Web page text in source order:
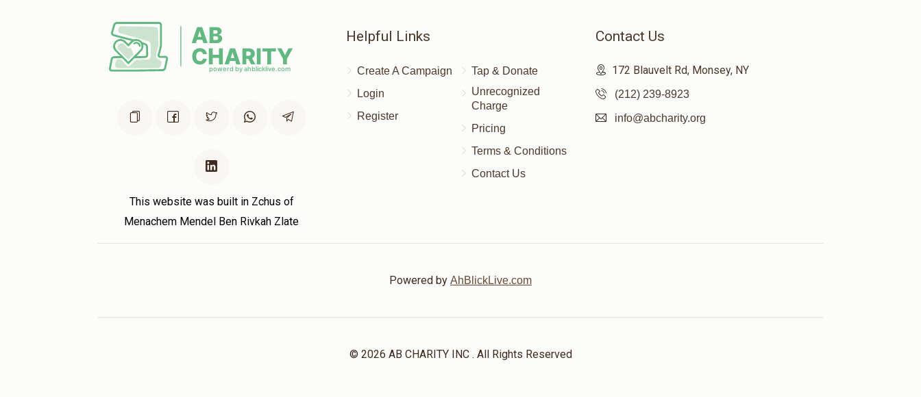
This website was built in Zchus of
Menachem Mendel Ben Rivkah Zlate
Helpful Links
Create A Campaign
Login
Register
Tap & Donate
Unrecognized
Charge
Pricing
Terms & Conditions
Contact Us
Contact Us
172 Blauvelt Rd, Monsey, NY
(212) 239-8923
info@abcharity.org
Powered by AhBlickLive.com
© 2026 AB CHARITY INC . All Rights Reserved